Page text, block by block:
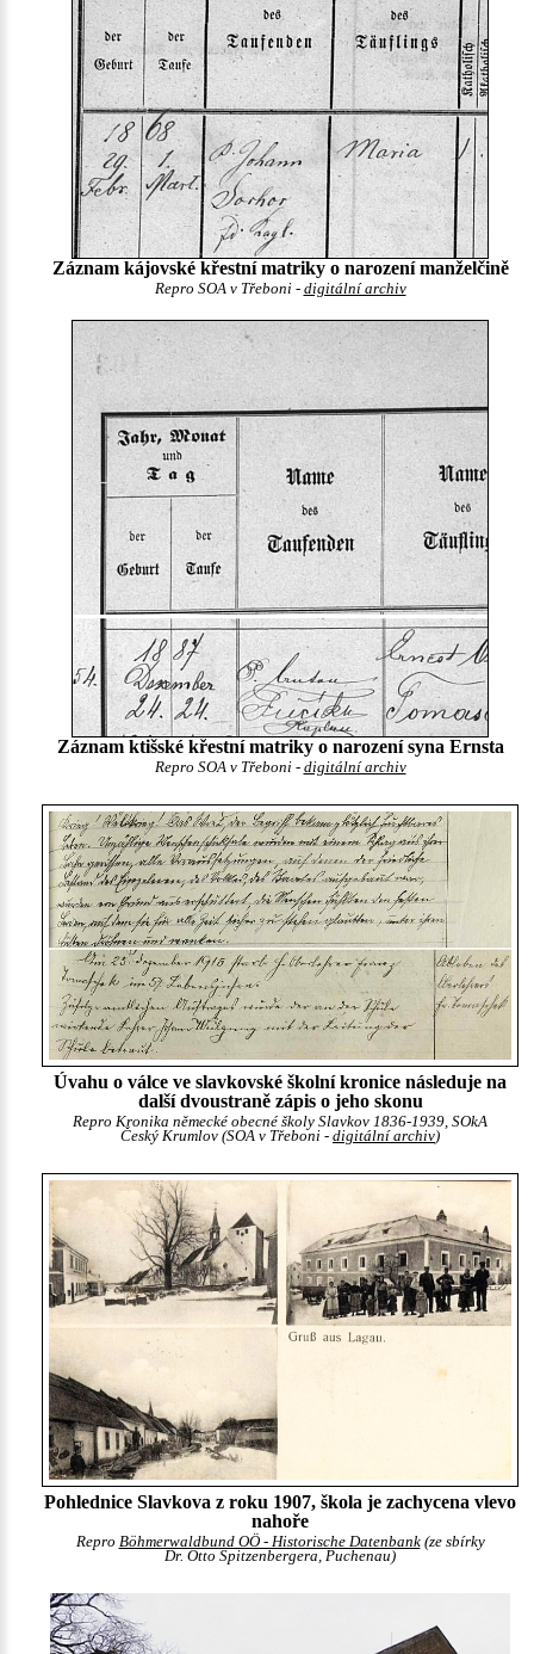
Záznam kájovské křestní matriky o narození manželčině
Repro SOA v Třeboni - digitální archiv
Záznam ktišské křestní matriky o narození syna Ernsta
Repro SOA v Třeboni - digitální archiv
Úvahu o válce ve slavkovské školní kronice následuje na
další dvoustraně zápis o jeho skonu
Repro Kronika německé obecné školy Slavkov 1836-1939, SOkA
Český Krumlov (SOA v Třeboni - digitální archiv)
Pohlednice Slavkova z roku 1907, škola je zachycena vlevo
nahoře
Repro Böhmerwaldbund OÖ - Historische Datenbank(ze sbírky
Dr. Otto Spitzenbergera, Puchenau)